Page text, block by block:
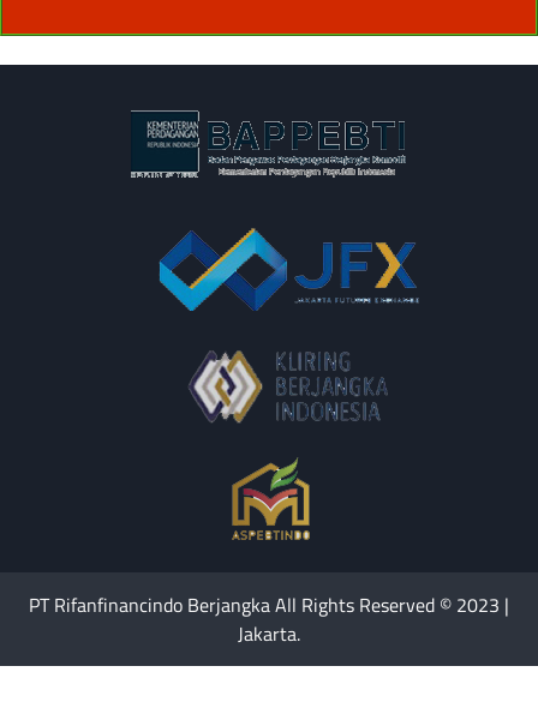
PT Rifanfinancindo Berjangka All Rights Reserved © 2023 |
Jakarta.